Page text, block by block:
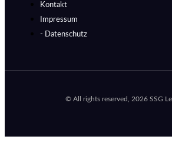
Kontakt
Impressum
- Datenschutz
© All rights reserved, 2026 SSG